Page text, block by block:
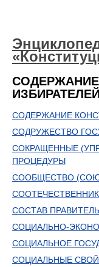
ИЗБИРАТЕЛЕЙ
СОДЕРЖАНИЕ
СОДРУЖЕСТВО
СОКРАЩЕННЫЕ
ПРОЦЕДУРЫ
СООБЩЕСТВО
СОСТАВ
СОЦИАЛЬНО-
СОЦИАЛЬНОЕ
СОЦИАЛЬНЫЕ